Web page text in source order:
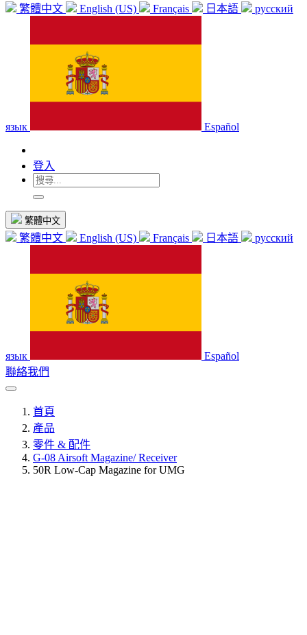
繁體中文 English (US) Français 日本語 русский
язык Español
登入
繁體中文
繁體中文 English (US) Français 日本語 русский
язык
Español
聯絡我們
首頁
產品
零件 & 配件
G-08 Airsoft Magazine/ Receiver
50R Low-Cap Magazine for UMG